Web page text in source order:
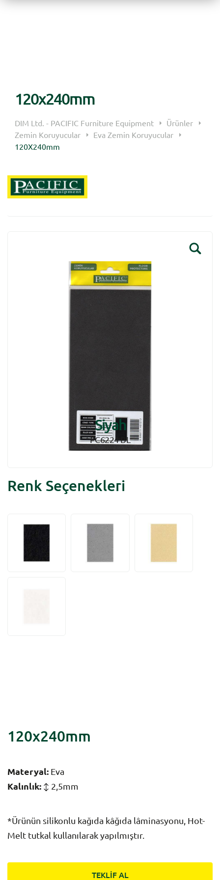
120x240mm
DIM Ltd. - PACIFIC Furniture Equipment
Ürünler
Zemin Koruyucular
Eva Zemin Koruyucular
120X240mm
Siyah
PC6224 BL
Renk Seçenekleri
120x240mm
Materyal: Eva
Kalınlık:
2,5mm
*Ürünün silikonlu kağıda kâğıda lâminasyonu, Hot-
Melt tutkal kullanılarak yapılmıştır.
TEKLİF AL